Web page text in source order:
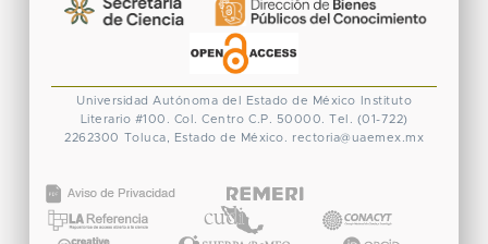
Universidad Autónoma del Estado de México
Instituto
Literario #100. Col. Centro C.P. 50000. Tel. (01-722)
2262300 Toluca, Estado de México. rectoria@uaemex.mx